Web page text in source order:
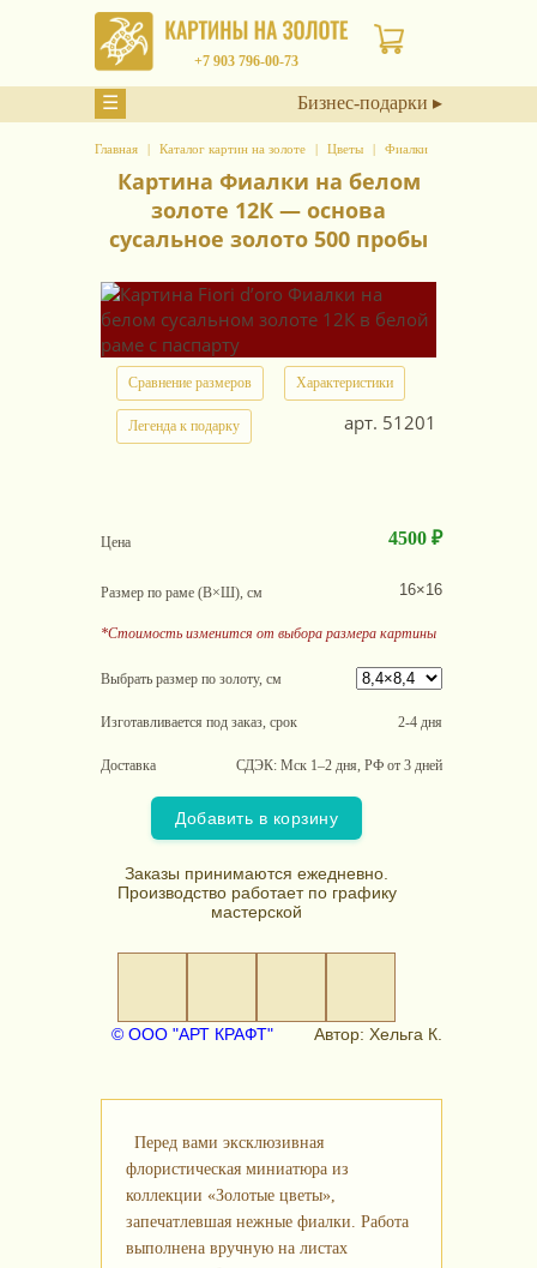
+7 903 796-00-73
☰ Бизнес-подарки ▸
Главная Каталог картин на золоте Цветы Фиалки
Картина Фиалки на белом
золоте 12К — основа
сусальное золото 500 пробы
Сравнение размеров Характеристики
Легенда к подарку арт. 51201
Цена 4500 ₽
Размер по раме (В×Ш), см 16×16
*Стоимость изменится от выбора размера картины
Выбрать размер по золоту, см
Изготавливается под заказ, срок 2-4 дня
Доставка СДЭК: Мск 1–2 дня, РФ от 3 дней
Добавить в корзину
Заказы принимаются ежедневно.
Производство работает по графику
мастерской
© ООО "АРТ КРАФТ" Автор: Хельга К.
Перед вами эксклюзивная
флористическая миниатюра из
коллекции «Золотые цветы»,
запечатлевшая нежные фиалки. Работа
выполнена вручную на листах